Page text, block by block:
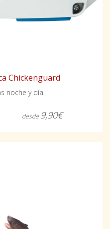
Chickenguard
noche y día.
desde 9,90€